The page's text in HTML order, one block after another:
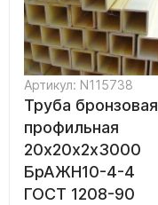
Артикул: N115738
Труба бронзовая
профильная
20х20х2х3000
БрАЖН10-4-4
ГОСТ 1208-90